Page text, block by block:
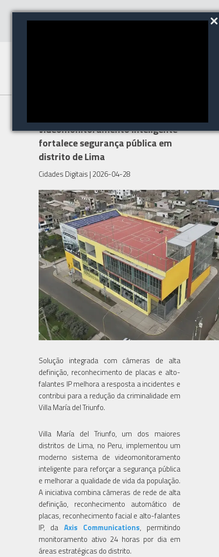
videomonitoramento inteligente
fortalece segurança pública em
distrito de Lima
Cidades Digitais | 2026-04-28
Solução integrada com câmeras de alta
definição, reconhecimento de placas e alto-
falantes IP melhora a resposta a incidentes e
contribui para a redução da criminalidade em
Villa María del Triunfo.
Villa María del Triunfo, um dos maiores
distritos de Lima, no Peru, implementou um
moderno sistema de videomonitoramento
inteligente para reforçar a segurança pública
e melhorar a qualidade de vida da população.
A iniciativa combina câmeras de rede de alta
definição, reconhecimento automático de
placas, reconhecimento facial e alto-falantes
IP, da Axis Communications, permitindo
monitoramento ativo 24 horas por dia em
áreas estratégicas do distrito.